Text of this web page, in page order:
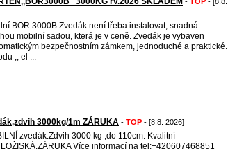
BOR 3000B Zvedák není třeba instalovat, snadná
mobilní sadou, která je v ceně. Zvedák je vybaven
bezpečnostním zámkem, jednoduché a praktické.
,, el ...
3000kg/1m ZÁRUKA - TOP - [8.8. 2026]
zvedák.Zdvih 3000 kg ,do 110cm. Kvalitní
Více informací na tel:+420607468851